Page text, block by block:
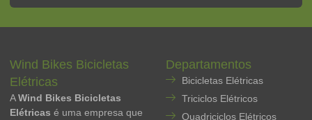
Wind Bikes Bicicletas
Elétricas
AWind Bikes Bicicletas
Elétricas é uma empresa que
Departamentos
Bicicletas Elétricas
Triciclos Elétricos
Quadriciclos Elétricos